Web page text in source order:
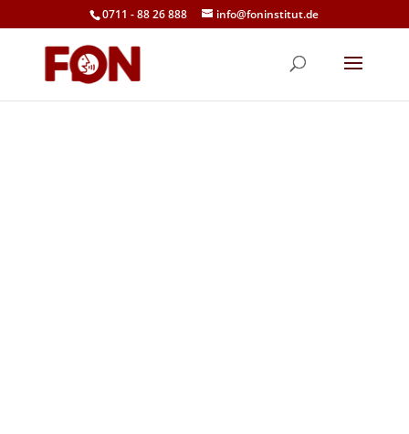
0711 - 88 26 888 info@foninstitut.de